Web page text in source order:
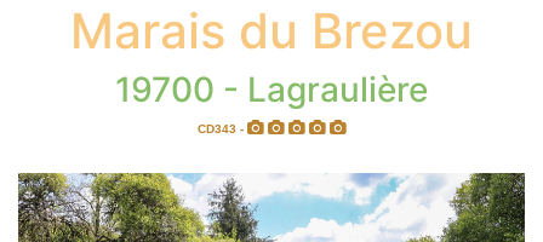
Marais du Brezou
19700 - Lagraulière
CD343 -